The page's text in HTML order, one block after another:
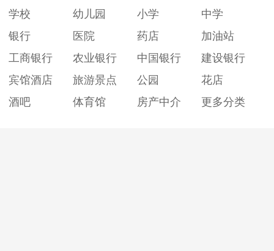
学校
幼儿园 小学
中学
银行
医院 药店
加油站
工商银行
农业银行 中国银行
建设银行
宾馆酒店
旅游景点 公园
花店
酒吧
体育馆 房产中介 更多分类